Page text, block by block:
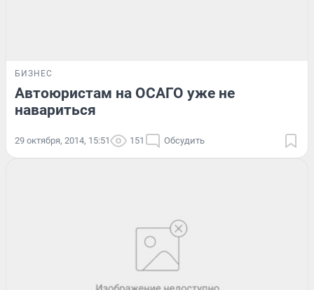
БИЗНЕС
Автоюристам на ОСАГО уже не
навариться
29 октября, 2014, 15:51 151 Обсудить